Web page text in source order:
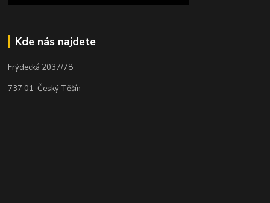
Kde nás najdete
Frýdecká 2037/78
737 01 Český Těšín